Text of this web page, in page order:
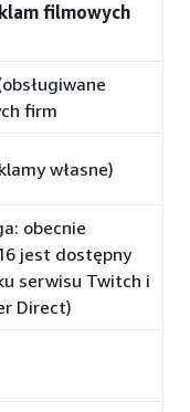
filmowych
firm
własne)
obecnie
jest dostępny
serwisu Twitch i
Direct)